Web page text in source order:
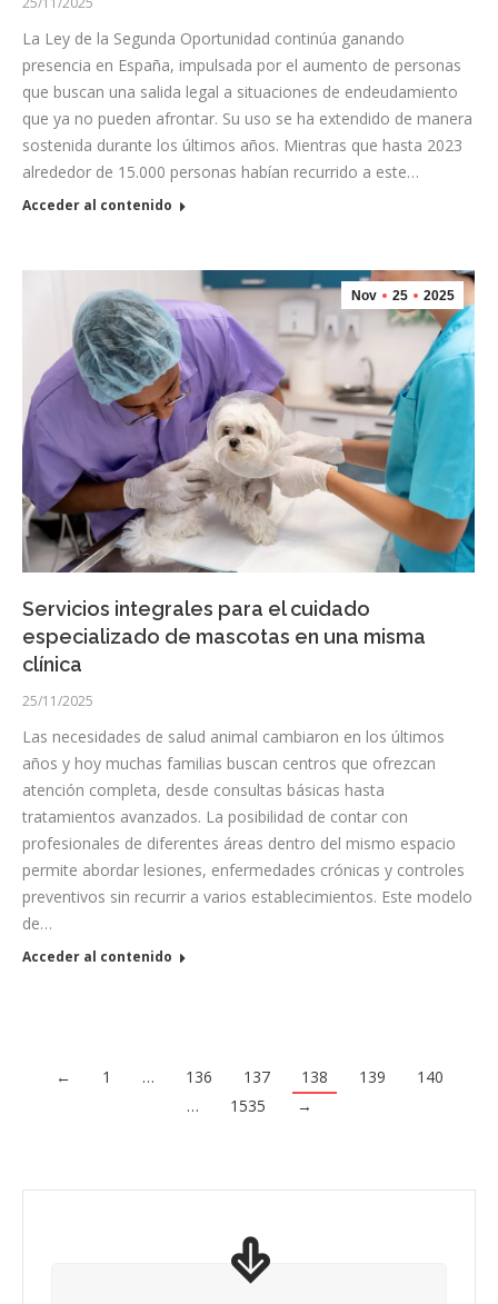
La Ley de la Segunda Oportunidad continúa ganando
presencia en España, impulsada por el aumento de personas
que buscan una salida legal a situaciones de endeudamiento
que ya no pueden afrontar. Su uso se ha extendido de manera
sostenida durante los últimos años. Mientras que hasta 2023
alrededor de 15.000 personas habían recurrido a este…
Acceder al contenido
Nov 25 2025
Servicios integrales para el cuidado
especializado de mascotas en una misma
clínica
25/11/2025
Las necesidades de salud animal cambiaron en los últimos
años y hoy muchas familias buscan centros que ofrezcan
atención completa, desde consultas básicas hasta
tratamientos avanzados. La posibilidad de contar con
profesionales de diferentes áreas dentro del mismo espacio
permite abordar lesiones, enfermedades crónicas y controles
preventivos sin recurrir a varios establecimientos. Este modelo
de…
Acceder al contenido
← 1 … 136 137 138 139
140
…
1535 →